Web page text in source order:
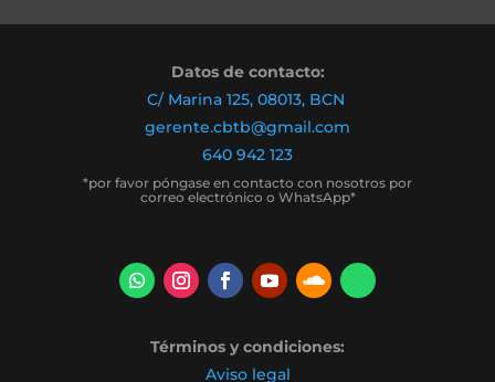
Datos de contacto:
C/ Marina 125, 08013, BCN
gerente.cbtb@gmail.com
640 942 123
*por favor póngase en contacto con nosotros por
correo electrónico o WhatsApp*
Términos y condiciones:
Aviso legal